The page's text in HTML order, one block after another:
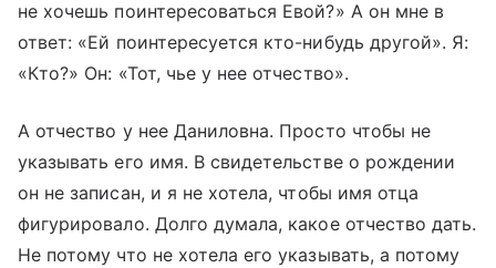
не хочешь поинтересоваться Евой?» А он мне в
ответ: «Ей поинтересуется кто-нибудь другой». Я:
«Кто?» Он: «Тот, чье у нее отчество».
А отчество у нее Даниловна. Просто чтобы не
указывать его имя. В свидетельстве о рождении
он не записан, и я не хотела, чтобы имя отца
фигурировало. Долго думала, какое отчество дать.
Не потому что не хотела его указывать, а потому